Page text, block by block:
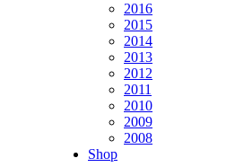
2016
2015
2014
2013
2012
2011
2010
2009
2008
Shop